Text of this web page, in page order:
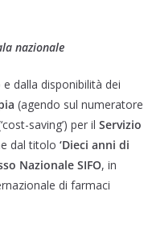
nazionale
dalla disponibilità dei
(agendo sul numeratore
saving’) per il Servizio
dal titolo ‘Dieci anni di
Nazionale SIFO, in
di farmaci